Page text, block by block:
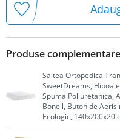
Produse
Saltea Ortopedica
SweetDreams,
Spuma Poliuretanica,
Bonell, Buton de
Ecologic, 140x200x20